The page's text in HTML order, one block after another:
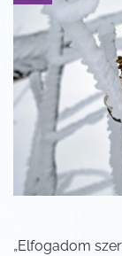
„Elfogadom